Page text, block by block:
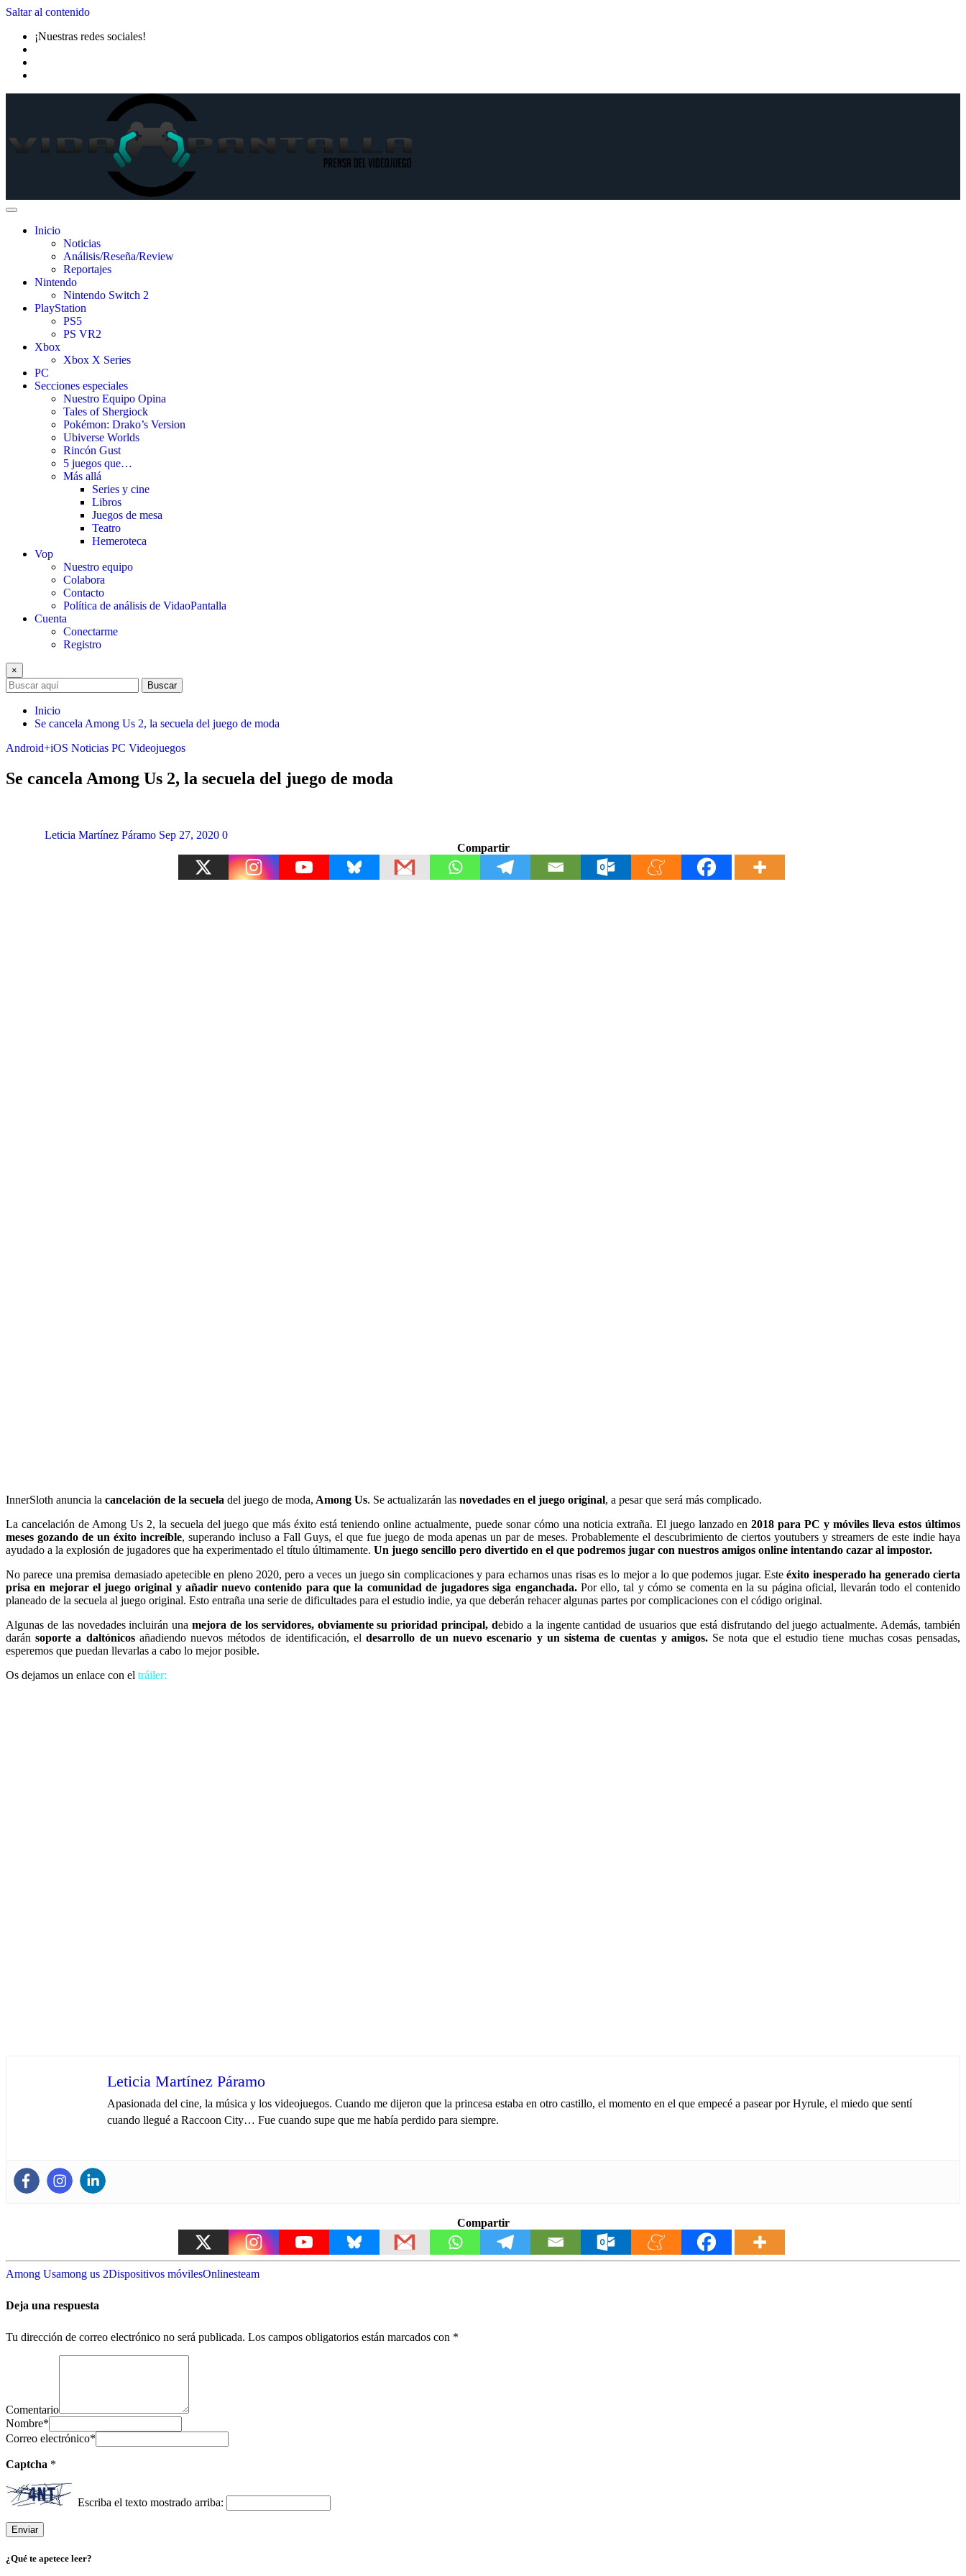
Saltar al contenido
¡Nuestras redes sociales!
Inicio
Noticias
Análisis/Reseña/Review
Reportajes
Nintendo
Nintendo Switch 2
PlayStation
PS5
PS VR2
Xbox
Xbox X Series
PC
Secciones especiales
Nuestro Equipo Opina
Tales of Shergiock
Pokémon: Drako’s Version
Ubiverse Worlds
Rincón Gust
5 juegos que…
Más allá
Series y cine
Libros
Juegos de mesa
Teatro
Hemeroteca
Vop
Nuestro equipo
Colabora
Contacto
Política de análisis de VidaoPantalla
Cuenta
Conectarme
Registro
×
Buscar
Inicio
Se cancela Among Us 2, la secuela del juego de moda
Android+iOS Noticias PC Videojuegos
Se cancela Among Us 2, la secuela del juego de moda
Leticia Martínez Páramo Sep 27, 2020 0
Compartir
InnerSloth anuncia la cancelación de la secuela del juego de moda, Among Us. Se actualizarán las novedades en el juego original, a pesar que será más complicado.
La cancelación de Among Us 2, la secuela del juego que más éxito está teniendo online actualmente, puede sonar cómo una noticia extraña. El juego lanzado en2018 para PC y móviles lleva estos últimos
meses gozando de un éxito increíble, superando incluso a Fall Guys, el que fue juego de moda apenas un par de meses. Probablemente el descubrimiento de ciertos youtubers y streamers de este indie haya
ayudado a la explosión de jugadores que ha experimentado el título últimamente. Un juego sencillo pero divertido en el que podremos jugar con nuestros amigos online intentando cazar al impostor.
No parece una premisa demasiado apetecible en pleno 2020, pero a veces un juego sin complicaciones y para echarnos unas risas es lo mejor a lo que podemos jugar. Esteéxito inesperado ha generado cierta
prisa en mejorar el juego original y añadir nuevo contenido para que la comunidad de jugadores siga enganchada.Por ello, tal y cómo se comenta en la su página oficial, llevarán todo el contenido
planeado de la secuela al juego original. Esto entraña una serie de dificultades para el estudio indie, ya que deberán rehacer algunas partes por complicaciones con el código original.
Algunas de las novedades incluirán unamejora de los servidores, obviamente su prioridad principal, debido a la ingente cantidad de usuarios que está disfrutando del juego actualmente. Además, también
daránsoporte a daltónicosañadiendo nuevos métodos de identificación, eldesarrollo de un nuevo escenario y un sistema de cuentas y amigos.Se nota que el estudio tiene muchas cosas pensadas,
esperemos que puedan llevarlas a cabo lo mejor posible.
Os dejamos un enlace con el tráiler:
Leticia Martínez Páramo
Apasionada del cine, la música y los videojuegos. Cuando me dijeron que la princesa estaba en otro castillo, el momento en el que empecé a pasear por Hyrule, el miedo que sentí
cuando llegué a Raccoon City… Fue cuando supe que me había perdido para siempre.
Compartir
Among Usamong us 2Dispositivos móvilesOnlinesteam
Deja una respuesta
Tu dirección de correo electrónico no será publicada. Los campos obligatorios están marcados con *
Comentario
Nombre*
Correo electrónico*
Captcha *
Escriba el texto mostrado arriba:
¿Qué te apetece leer?